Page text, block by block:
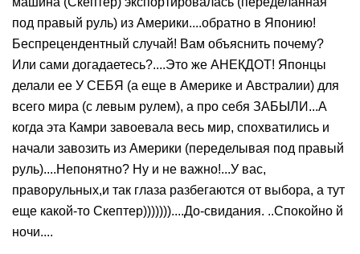
под правый руль) из Америки....обратно в Японию!
Беспрецендентный случай! Вам объяснить почему?
Или сами догадаетесь?....Это же АНЕКДОТ! Японцы
делали ее У СЕБЯ (а еще в Америке и Австралии) для
всего мира (с левым рулем), а про себя ЗАБЫЛИ...А
когда эта Камри завоевала весь мир, спохватились и
начали завозить из Америки (переделывая под правый
руль)....Непонятно? Ну и не важно!...У вас,
праворульных,и так глаза разбегаются от выбора, а тут
еще какой-то Скептер)))))))....До-свидания. ..Спокойно й
ночи....